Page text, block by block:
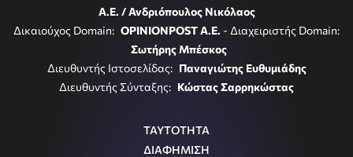
Α.Ε. / Ανδριόπουλος Νικόλαος
Δικαιούχος Domain: OPINIONPOST A.E. - Διαχειριστής Domain:
Σωτήρης Μπέσκος
Διευθυντής Ιστοσελίδας: Παναγιώτης Ευθυμιάδης
Διευθυντής Σύνταξης: Κώστας Σαρρηκώστας
ΤΑΥΤΟΤΗΤΑ
ΔΙΑΦΗΜΙΣΗ